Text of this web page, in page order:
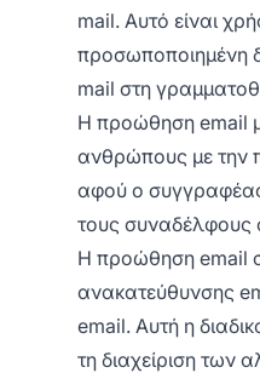
mail. Αυτό είναι
προσωποποιημένη
mail στη
Η προώθηση email
ανθρώπους με την
αφού ο συγγραφέας
τους συναδέλφους
Η προώθηση email
ανακατεύθυνσης
email. Αυτή η
τη διαχείριση των